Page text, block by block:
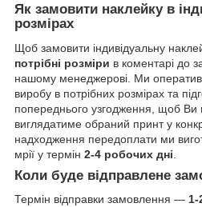
Як замовити наклейку в
розмірах
Щоб замовити індивідуальну
потрібні розміри в коментарі до
нашому менеджерові. Ми
виробу в потрібних розмірах та
попереднього узгодження, щоб Ви
виглядатиме обраний принт у
надходження передоплати ми
мрії у термін 2-4 робочих дні
Коли буде відправлене
Термін відправки замовлення — 1-